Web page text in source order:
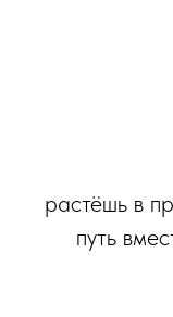
растёшь в
путь